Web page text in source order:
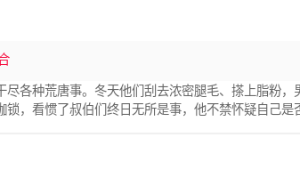
各种荒唐事。冬天他们刮去浓密腿毛、搽上脂粉
，看惯了叔伯们终日无所是事，他不禁怀疑自己
组成的，但是Gunther Strobbe对于这个外人看来不